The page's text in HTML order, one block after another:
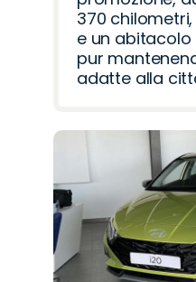
370
e un
pur
adatte alla